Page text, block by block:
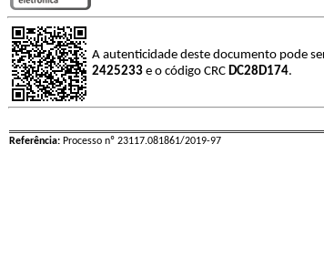
A autenticidade deste documento pode
2425233 e o código CRC DC28D174.
Referência: Processo nº 23117.081861/2019-97